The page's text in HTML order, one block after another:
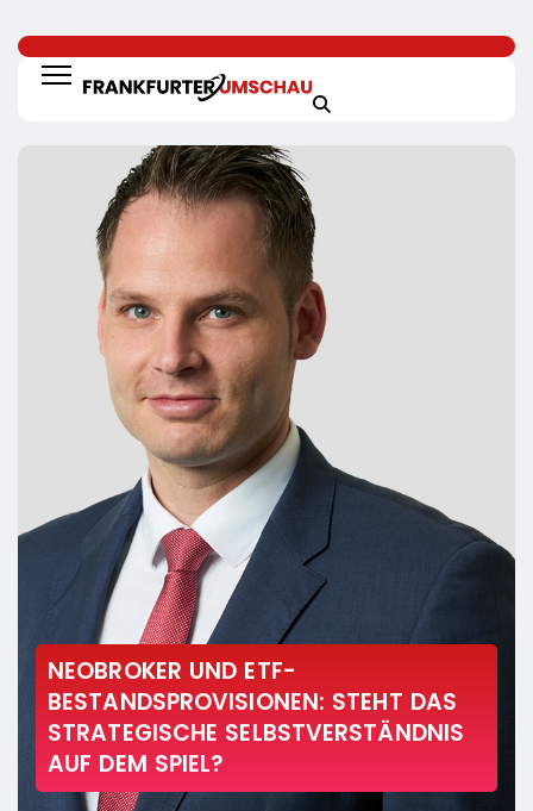
NEOBROKER UND ETF-
BESTANDSPROVISIONEN: STEHT DAS
STRATEGISCHE SELBSTVERSTÄNDNIS
AUF DEM SPIEL?